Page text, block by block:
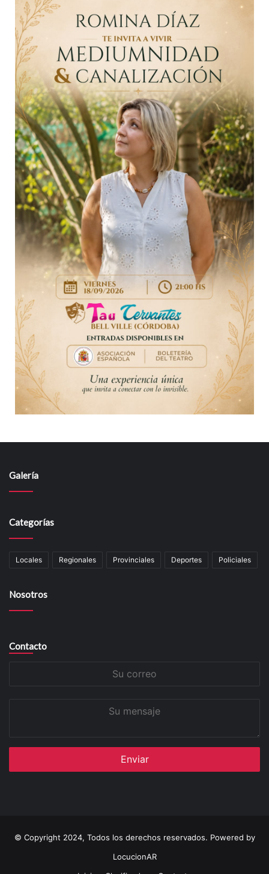
Galería
Categorías
Locales Regionales Provinciales Deportes Policiales
Nosotros
Contacto
© Copyright 2024, Todos los derechos reservados. Powered by
LocucionAR